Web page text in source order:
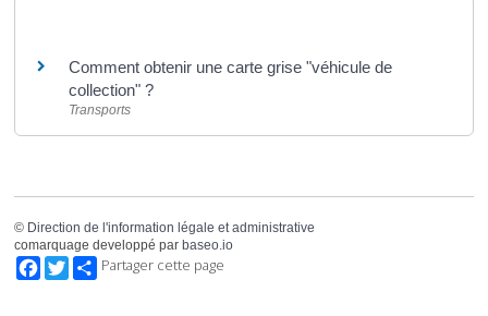
Comment obtenir une carte grise "véhicule de
collection" ?
Transports
© Direction de l'information légale et administrative
comarquage developpé par baseo.io
Facebook
TwitterPartager cette page